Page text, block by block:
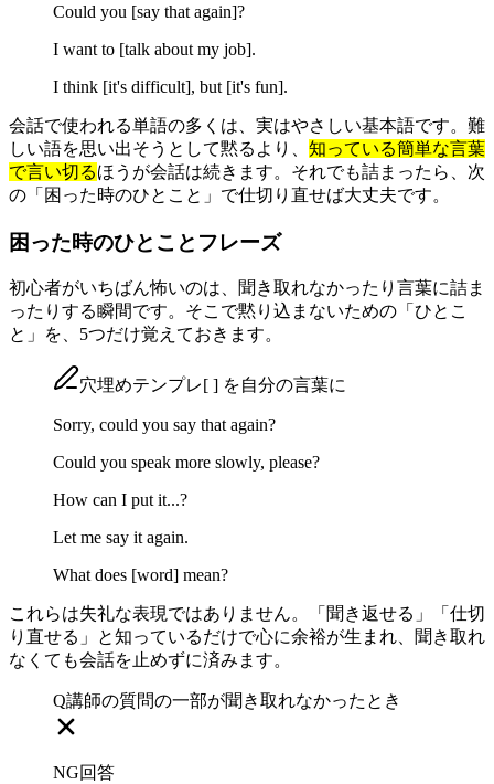
Could you [say that again]?
I want to [talk about my job].
I think [it's difficult], but [it's fun].
会話で使われる単語の多くは、実はやさしい基本語です。難
しい語を思い出そうとして黙るより、 知っている簡単な言葉
で言い切るほうが会話は続きます。それでも詰まったら、次
の「困った時のひとこと」で仕切り直せば大丈夫です。
困った時のひとことフレーズ
初心者がいちばん怖いのは、聞き取れなかったり言葉に詰ま
ったりする瞬間です。そこで黙り込まないための「ひとこ
と」を、5つだけ覚えておきます。
穴埋めテンプレ[ ] を自分の言葉に
Sorry, could you say that again?
Could you speak more slowly, please?
How can I put it...?
Let me say it again.
What does [word] mean?
これらは失礼な表現ではありません。「聞き返せる」「仕切
り直せる」と知っているだけで心に余裕が生まれ、聞き取れ
なくても会話を止めずに済みます。
Q講師の質問の一部が聞き取れなかったとき
NG回答